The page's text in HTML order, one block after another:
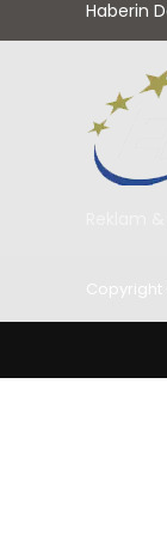
Haberin
Copyright